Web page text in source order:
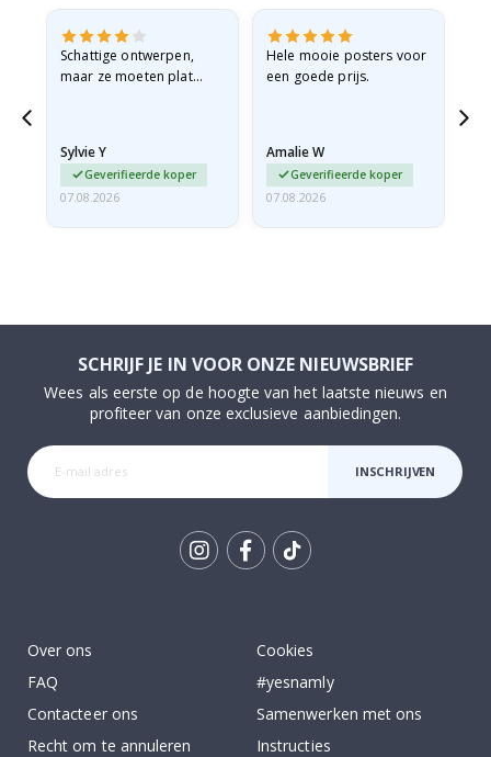
Schattige ontwerpen,
maar ze moeten plat
beetje…
Sylvie Y
Geverifieerde koper
07.08.2026
Hele mooie posters voor
een goede prijs.
Amalie W
Geverifieerde koper
07.08.2026
SCHRIJF JE IN VOOR ONZE NIEUWSBRIEF
Wees als eerste op de hoogte van het laatste nieuws en
profiteer van onze exclusieve aanbiedingen.
INSCHRIJVEN
Over ons
FAQ
Contacteer ons
Recht om te annuleren
Cookies
#yesnamly
Samenwerken met ons
Instructies